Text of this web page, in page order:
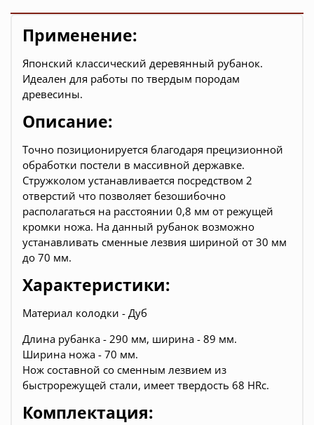
Применение:
Японский классический деревянный рубанок.
Идеален для работы по твердым породам
древесины.
Описание:
Точно позиционируется благодаря прецизионной
обработки постели в массивной державке.
Стружколом устанавливается посредством 2
отверстий что позволяет безошибочно
располагаться на расстоянии 0,8 мм от режущей
кромки ножа. На данный рубанок возможно
устанавливать сменные лезвия шириной от 30 мм
до 70 мм.
Характеристики:
Материал колодки - Дуб
Длина рубанка - 290 мм, ширина - 89 мм.
Ширина ножа - 70 мм.
Нож составной со сменным лезвием из
быстрорежущей стали, имеет твердость 68 HRc.
Комплектация: